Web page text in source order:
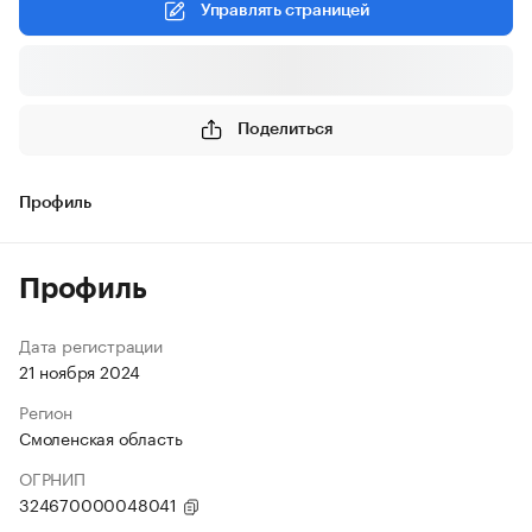
Управлять страницей
Поделиться
Профиль
Профиль
Дата регистрации
21 ноября 2024
Регион
Смоленская область
ОГРНИП
324670000048041